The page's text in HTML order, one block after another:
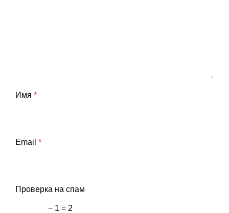
Имя *
Email *
Проверка на спам
− 1 = 2